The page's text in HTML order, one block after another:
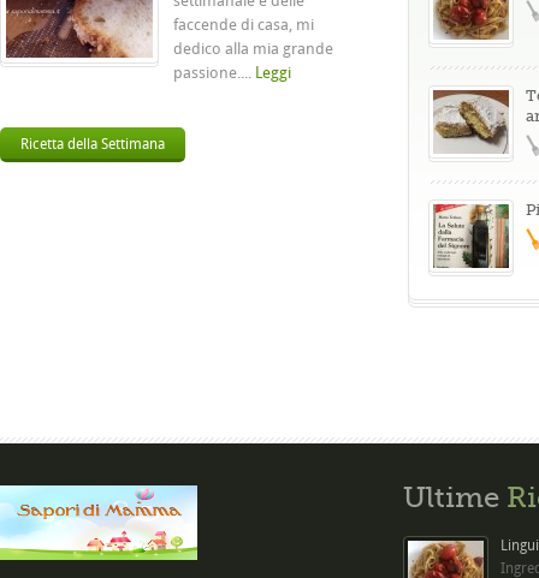
faccende di casa, mi
dedico alla mia grande
passione.... Leggi
Ricetta della Settimana
Ultime